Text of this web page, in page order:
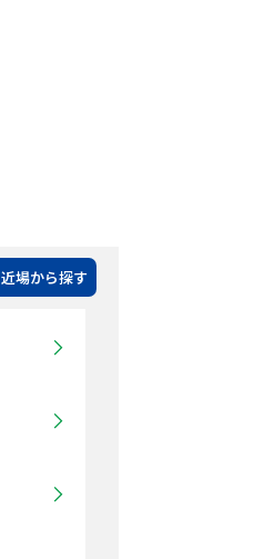
近場から探す